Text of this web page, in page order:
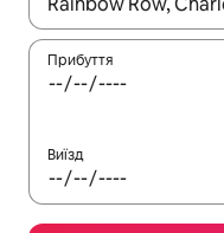
Прибуття
Виїзд